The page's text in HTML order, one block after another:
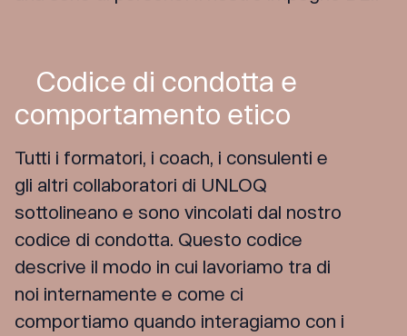
Codice di condotta e
comportamento etico
Tutti i formatori, i coach, i consulenti e
gli altri collaboratori di UNLOQ
sottolineano e sono vincolati dal nostro
codice di condotta. Questo codice
descrive il modo in cui lavoriamo tra di
noi internamente e come ci
comportiamo quando interagiamo con i